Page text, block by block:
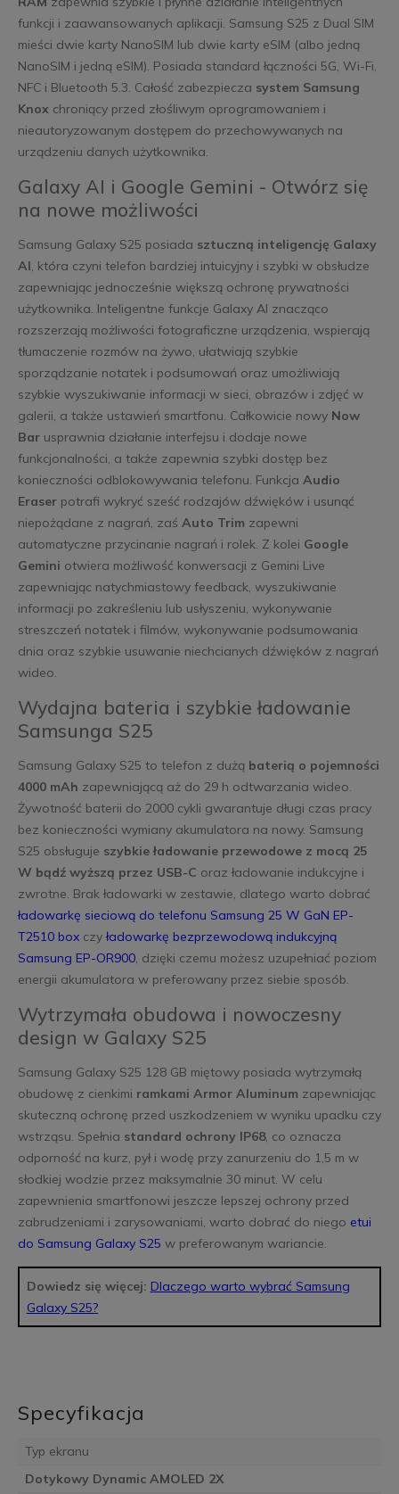
funkcji i zaawansowanych aplikacji. Samsung S25 z Dual SIM
mieści dwie karty NanoSIM lub dwie karty eSIM (albo jedną
NanoSIM i jedną eSIM). Posiada standard łączności 5G, Wi-Fi,
NFC i Bluetooth 5.3. Całość zabezpiecza system Samsung
Knoxchroniący przed złośliwym oprogramowaniem i
nieautoryzowanym dostępem do przechowywanych na
urządzeniu danych użytkownika.
Galaxy AI i Google Gemini - Otwórz się
na nowe możliwości
Samsung Galaxy S25 posiada sztuczną inteligencję Galaxy
AI, która czyni telefon bardziej intuicyjny i szybki w obsłudze
zapewniając jednocześnie większą ochronę prywatności
użytkownika. Inteligentne funkcje Galaxy AI znacząco
rozszerzają możliwości fotograficzne urządzenia, wspierają
tłumaczenie rozmów na żywo, ułatwiają szybkie
sporządzanie notatek i podsumowań oraz umożliwiają
szybkie wyszukiwanie informacji w sieci, obrazów i zdjęć w
galerii, a także ustawień smartfonu. Całkowicie nowy Now
Barusprawnia działanie interfejsu i dodaje nowe
funkcjonalności, a także zapewnia szybki dostęp bez
konieczności odblokowywania telefonu. Funkcja Audio
Eraserpotrafi wykryć sześć rodzajów dźwięków i usunąć
niepożądane z nagrań, zaś Auto Trim zapewni
automatyczne przycinanie nagrań i rolek. Z kolei Google
Gemini otwiera możliwość konwersacji z Gemini Live
zapewniając natychmiastowy feedback, wyszukiwanie
informacji po zakreśleniu lub usłyszeniu, wykonywanie
streszczeń notatek i filmów, wykonywanie podsumowania
dnia oraz szybkie usuwanie niechcianych dźwięków z nagrań
wideo.
Wydajna bateria i szybkie ładowanie
Samsunga S25
Samsung Galaxy S25 to telefon z dużą baterią o pojemności
4000 mAh zapewniającą aż do 29 h odtwarzania wideo.
Żywotność baterii do 2000 cykli gwarantuje długi czas pracy
bez konieczności wymiany akumulatora na nowy. Samsung
S25 obsługuje szybkie ładowanie przewodowe z mocą 25
W bądź wyższą przez USB-C oraz ładowanie indukcyjne i
zwrotne. Brak ładowarki w zestawie, dlatego warto dobrać
ładowarkę sieciową do telefonu Samsung 25 W GaN EP-
T2510 boxczy ładowarkę bezprzewodową indukcyjną
Samsung EP-OR900, dzięki czemu możesz uzupełniać poziom
energii akumulatora w preferowany przez siebie sposób.
Wytrzymała obudowa i nowoczesny
design w Galaxy S25
Samsung Galaxy S25 128 GB miętowy posiada wytrzymałą
obudowę z cienkimi ramkami Armor Aluminum zapewniając
skuteczną ochronę przed uszkodzeniem w wyniku upadku czy
wstrząsu. Spełnia standard ochrony IP68, co oznacza
odporność na kurz, pył i wodę przy zanurzeniu do 1,5 m w
słodkiej wodzie przez maksymalnie 30 minut. W celu
zapewnienia smartfonowi jeszcze lepszej ochrony przed
zabrudzeniami i zarysowaniami, warto dobrać do niego etui
do Samsung Galaxy S25 w preferowanym wariancie.
Dowiedz się więcej: Dlaczego warto wybrać Samsung
Galaxy S25?
Specyfikacja
Typ ekranu
Dotykowy Dynamic AMOLED 2X